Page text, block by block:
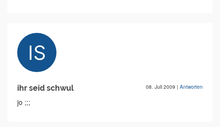
ihr seid schwul 08. Juli 2009 | Antworten
jo ;;;